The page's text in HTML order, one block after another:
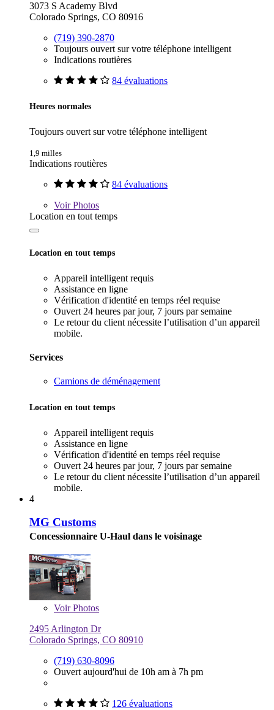
3073 S Academy Blvd
Colorado Springs, CO 80916
(719) 390-2870
Toujours ouvert sur votre téléphone intelligent
Indications routières
84 évaluations
Heures normales
Toujours ouvert sur votre téléphone intelligent
1,9 milles
Indications routières
84 évaluations
VoirPhotos
Location en tout temps
Location en tout temps
Appareil intelligent requis
Assistance en ligne
Vérification d'identité en temps réel requise
Ouvert 24 heures par jour, 7 jours par semaine
Le retour du client nécessite l’utilisation d’un appareil
mobile.
Services
Camions de déménagement
Location en tout temps
Appareil intelligent requis
Assistance en ligne
Vérification d'identité en temps réel requise
Ouvert 24 heures par jour, 7 jours par semaine
Le retour du client nécessite l’utilisation d’un appareil
mobile.
4
MG Customs
Concessionnaire U-Haul dans le voisinage
VoirPhotos
2495 Arlington Dr
Colorado Springs, CO 80910
(719) 630-8096
Ouvert aujourd'hui de 10h am à 7h pm
126 évaluations